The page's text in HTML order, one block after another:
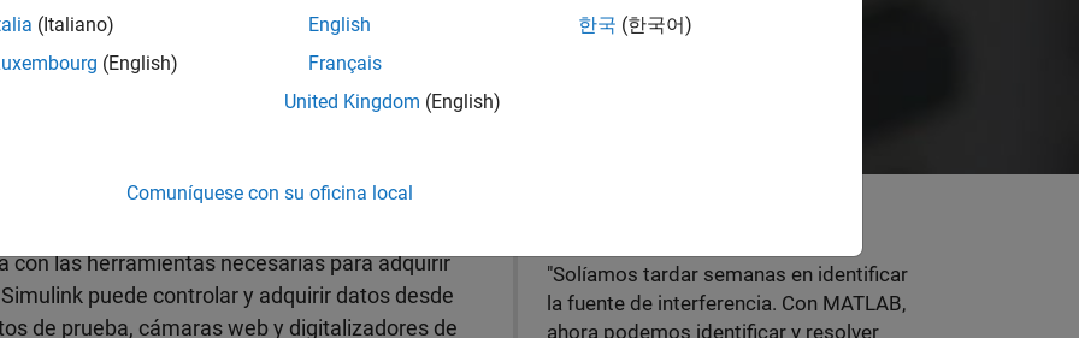
con
ventas
con las herramientas necesarias para adquirir
puede controlar y adquirir datos desde
de prueba, cámaras web y digitalizadores de
"Solíamos tardar semanas en identificar
la fuente de interferencia. Con MATLAB,
ahora podemos identificar y resolver
(Italiano)
(English)
English
Français
United Kingdom (English)
한국 (한국어)
Comuníquese con su oficina local